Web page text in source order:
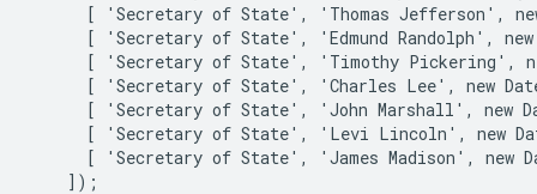
[ 'Secretary of State', 'Thomas Jefferson',
[ 'Secretary of State', 'Edmund Randolph',
[ 'Secretary of State', 'Timothy Pickering',
[ 'Secretary of State', 'Charles Lee', new
[ 'Secretary of State', 'John Marshall', new
[ 'Secretary of State', 'Levi Lincoln', new
[ 'Secretary of State', 'James Madison', new
    ]);